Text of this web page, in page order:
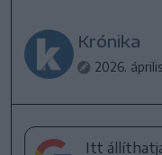
Krónika
2026.
Itt